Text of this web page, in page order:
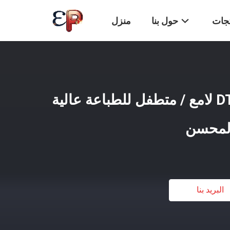
منزل حول بنا
42cm*100m فيلم DTF لامع / متطفل للطباعة عالية
البريد بنا